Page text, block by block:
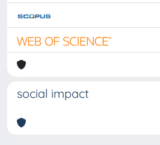
social impact